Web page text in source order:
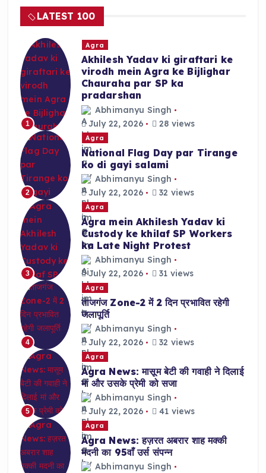
o
o
k
p
p
LATEST 100
1
Agra
Akhilesh Yadav ki giraftari ke
virodh mein Agra ke Bijlighar
Chauraha par SP ka
pradarshan
Abhimanyu Singh
July 22, 2026
28 views
2
Agra
National Flag Day par Tirange
ko di gayi salami
Abhimanyu Singh
July 22, 2026
32 views
3
Agra
Agra mein Akhilesh Yadav ki
Custody ke khilaf SP Workers
ka Late Night Protest
Abhimanyu Singh
July 22, 2026
31 views
4
Agra
ताजगंज Zone-2 में 2 दिन प्रभावित रहेगी
जलापूर्ति
Abhimanyu Singh
July 22, 2026
32 views
5
Agra
Agra News: मासूम बेटी की गवाही ने दिलाई
मां और उसके प्रेमी को सजा
Abhimanyu Singh
July 22, 2026
41 views
Agra
Agra News: हज़रत अबरार शाह मक्की
मदनी का 95वाँ उर्स संपन्न
Abhimanyu Singh